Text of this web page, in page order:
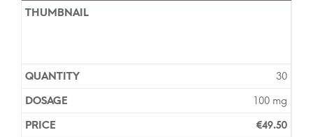
30
100 mg
€49.50